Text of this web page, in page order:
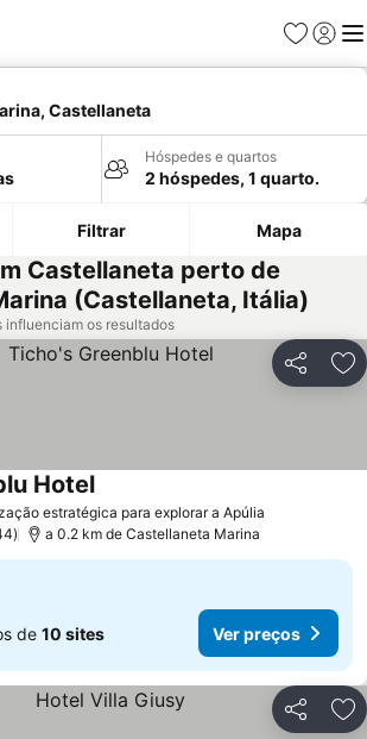
Favoritos
Iniciar
Castellaneta
Hóspedes e quartos
2 hóspedes, 1 quarto.
Filtrar Mapa
Castellaneta perto de
(Castellaneta, Itália)
influenciam os resultados
Partilhar
estratégica para explorar a Apúlia
Hotel
a 0.2 km de Castellaneta Marina
de 10 sites Ver preços
Partilhar